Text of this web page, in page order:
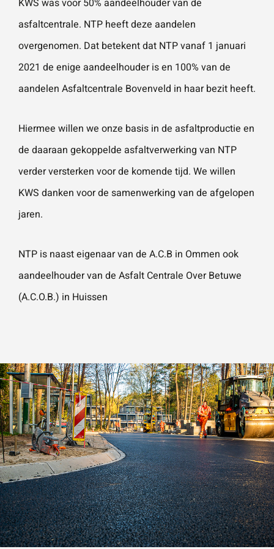
Wat is 5 + 5?*
VERSTUUR JE AANVRAAG
vestigingen.
Naam*
VERSTU
UR JE
AANVRA
AG
KWS was voor 50% aandeelhouder van de
asfaltcentrale. NTP heeft deze aandelen
overgenomen. Dat betekent dat NTP vanaf 1 januari
2021 de enige aandeelhouder is en 100% van de
aandelen Asfaltcentrale Bovenveld in haar bezit heeft.
Hiermee willen we onze basis in de asfaltproductie en
de daaraan gekoppelde asfaltverwerking van NTP
verder versterken voor de komende tijd. We willen
KWS danken voor de samenwerking van de afgelopen
jaren.
NTP is naast eigenaar van de A.C.B in Ommen ook
aandeelhouder van de Asfalt Centrale Over Betuwe
(A.C.O.B.) in Huissen